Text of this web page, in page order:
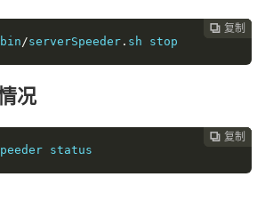
 复制
 复制
 复制
 复制
bin/serverSpeeder . sh stop
况
 复制
 复制
 复制
status